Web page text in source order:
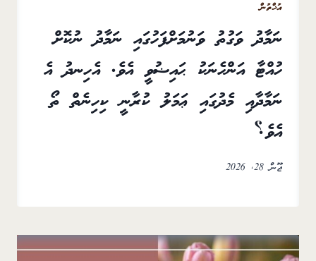
އުޚްތުން
ނަމާދު ވަގުތު ވަނުމަށްފަހުގައި ނަމާދު ނުކޮށް
ހުއްޓާ އަންހެނަކު ޙައިޟުވީ އެވެ. އެހިނދު އެ
ނަމާދާއި މެދުގައި ޢަމަލު ކުރާނީ ކިހިނެތް ތޯ
އެވެ؟
ޖޫން 28, 2026